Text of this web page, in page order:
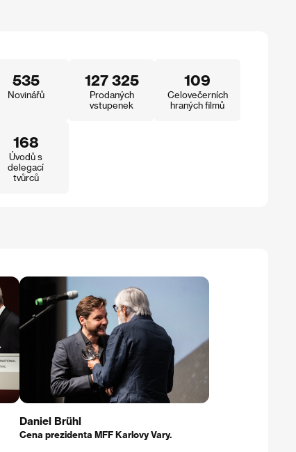
535
Novinářů
127 325
Prodaných
vstupenek
109
Celovečerních
hraných filmů
168
Úvodů s
delegací
tvůrců
Daniel Brühl
Cena prezidenta MFF Karlovy Vary.